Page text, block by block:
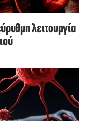
λειτουργία